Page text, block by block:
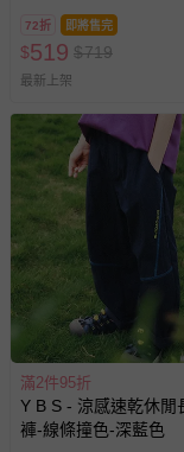
如需退換貨，請
瑕疵退換貨所產
退貨，您可至『
並點選『我要退
至媽咪愛LINE@
與服務，謝謝。
針對滿件折/滿
留商品未達活動
回。
部分商品依據消
豫期範圍：
易於腐敗、
商品、食品
客製化商品
72折 即將售完
$519 $719
最新上架
滿2件95折
Y B S - 涼感速乾休閒
褲-線條撞色-深藍色